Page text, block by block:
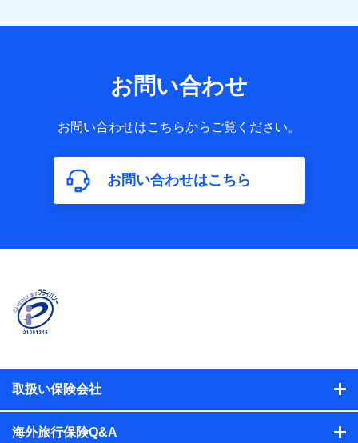
お問い合わせ
お問い合わせはこちらからご覧ください。
お問い合わせはこちら
取扱い保険会社
海外旅行保険Q&A